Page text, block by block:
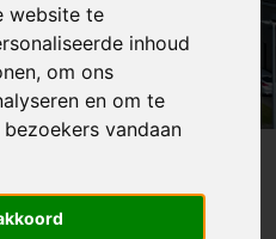
website te
inhoud
om ons
en om te
vandaan